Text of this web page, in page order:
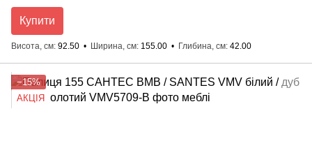
Купити
Висота, см 92.50 Ширина, см 155.00 Глибина, см 42.00
−15%
АКЦІЯ